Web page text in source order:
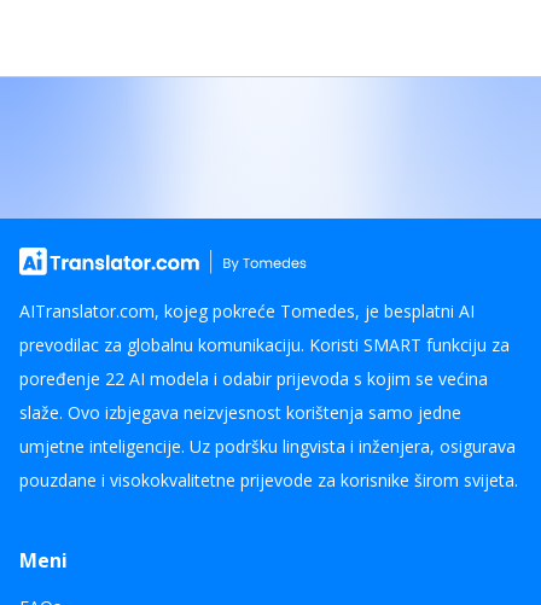
AITranslator.com, kojeg pokreće Tomedes, je besplatni AI
prevodilac za globalnu komunikaciju. Koristi SMART funkciju za
poređenje 22 AI modela i odabir prijevoda s kojim se većina
slaže. Ovo izbjegava neizvjesnost korištenja samo jedne
umjetne inteligencije. Uz podršku lingvista i inženjera, osigurava
pouzdane i visokokvalitetne prijevode za korisnike širom svijeta.
Meni